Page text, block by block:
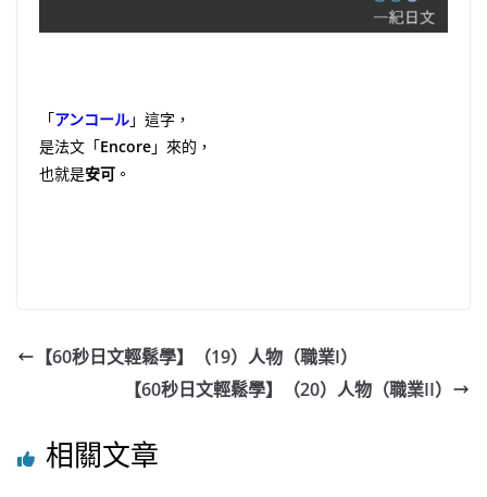
「アンコール」這字，
是法文「Encore」來的，
也就是安可 。
【60秒日文輕鬆學】（19）人物（職業I）
【60秒日文輕鬆學】（20）人物（職業II）
相關文章